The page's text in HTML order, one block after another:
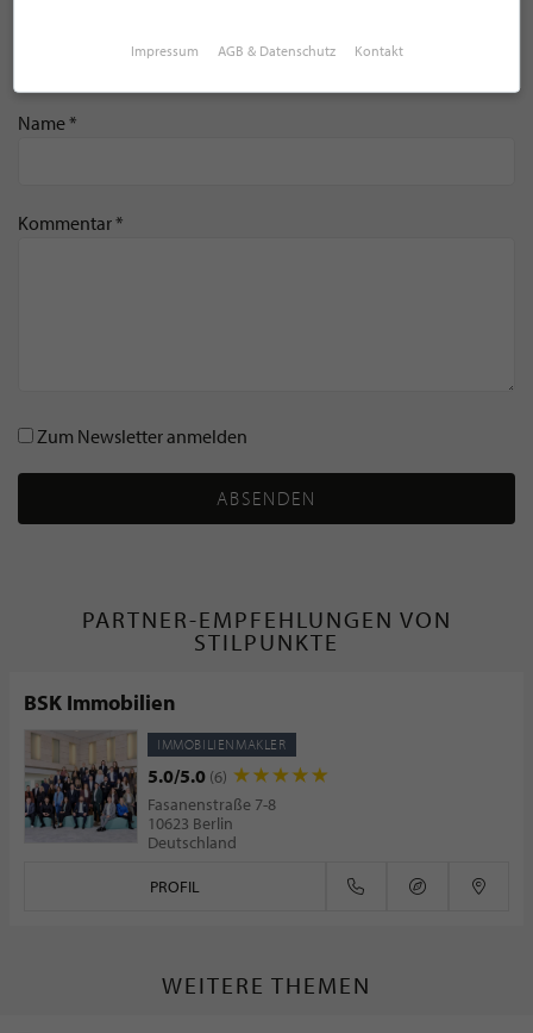
Name *
Kommentar *
Zum Newsletter anmelden
ABSENDEN
PARTNER-EMPFEHLUNGEN VON
STILPUNKTE
BSK Immobilien
IMMOBILIENMAKLER
5.0/5.0 (6)
Fasanenstraße 7-8
10623 Berlin
Deutschland
PROFIL
WEITERE THEMEN
Impressum AGB & Datenschutz Kontakt